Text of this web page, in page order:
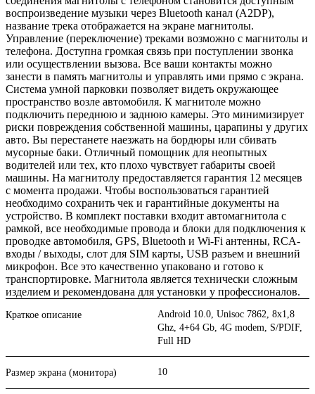
воспроизведение музыки через Bluetooth канал (A2DP),
название трека отображается на экране магнитолы.
Управление (переключение) треками возможно с магнитолы и
телефона. Доступна громкая связь при поступлении звонка
или осуществлении вызова. Все ваши контакты можно
занести в память магнитолы и управлять ими прямо с экрана.
Система умной парковки позволяет видеть окружающее
пространство возле автомобиля. К магнитоле можно
подключить переднюю и заднюю камеры. Это минимизирует
риски повреждения собственной машины, царапины у других
авто. Вы перестанете наезжать на бордюры или сбивать
мусорные баки. Отличный помощник для неопытных
водителей или тех, кто плохо чувствует габариты своей
машины. На магнитолу предоставляется гарантия 12 месяцев
с момента продажи. Чтобы воспользоваться гарантией
необходимо сохранить чек и гарантийные документы на
устройство. В комплект поставки входит автомагнитола с
рамкой, все необходимые провода и блоки для подключения к
проводке автомобиля, GPS, Bluetooth и Wi-Fi антенны, RCA-
входы / выходы, слот для SIM карты, USB разъем и внешний
микрофон. Все это качественно упаковано и готово к
транспортировке. Магнитола является технически сложным
изделием и рекомендована для установки у профессионалов.
Краткое описание
Android 10.0, Unisoc 7862, 8х1,8
Ghz, 4+64 Gb, 4G modem, S/PDIF,
Full HD
Размер экрана (монитора) 10